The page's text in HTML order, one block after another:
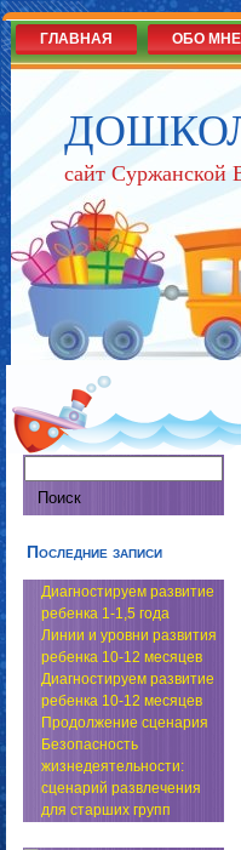
сайт Суржанской
ГЛАВНАЯ ОБО МНЕ
Последние записи
Диагностируем развитие
ребенка 1-1,5 года
Линии и уровни развития
ребенка 10-12 месяцев
Диагностируем развитие
ребенка 10-12 месяцев
Продолжение сценария
Безопасность
жизнедеятельности:
сценарий развлечения
для старших групп